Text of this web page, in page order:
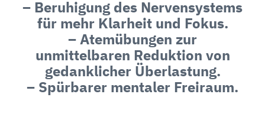
– Beruhigung des Nervensystems
für mehr Klarheit und Fokus.
– Atemübungen zur
unmittelbaren Reduktion von
gedanklicher Überlastung.
– Spürbarer mentaler Freiraum.